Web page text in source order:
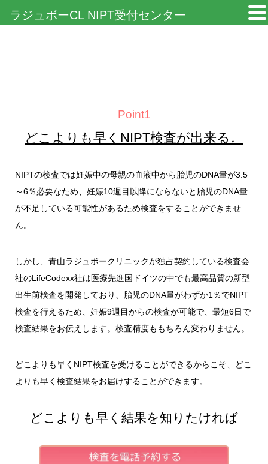
Point1
どこよりも早くNIPT検査が出来る。
NIPTの検査では妊娠中の母親の血液中から胎児のDNA量が3.5
～6％必要なため、妊娠10週目以降にならないと胎児のDNA量
が不足している可能性があるため検査をすることができませ
ん。
しかし、青山ラジュボークリニックが独占契約している検査会
社のLifeCodexx社は医療先進国ドイツの中でも最高品質の新型
出生前検査を開発しており、胎児のDNA量がわずか1％でNIPT
検査を行えるため、妊娠9週目からの検査が可能で、最短6日で
検査結果をお伝えします。検査精度ももちろん変わりません。
どこよりも早くNIPT検査を受けることができるからこそ、どこ
よりも早く検査結果をお届けすることができます。
どこよりも早く結果を知りたければ
ラジュボーCL NIPT受付センター